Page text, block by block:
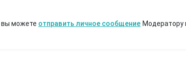
вы можете отправить личное сообщение Модератору